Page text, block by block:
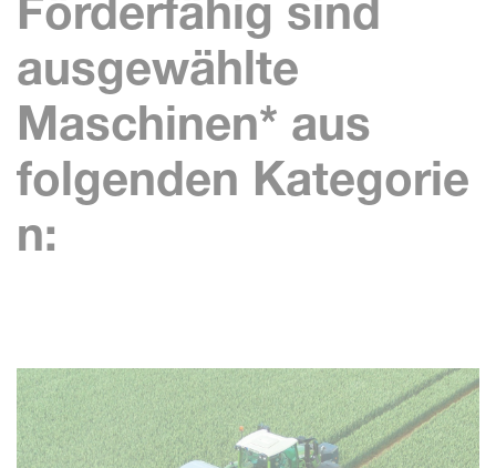
Förderfähig sind
ausgewählte
Maschinen* aus
folgenden Kategorie
n: